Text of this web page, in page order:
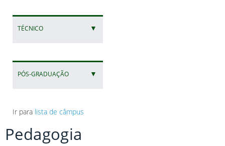
TÉCNICO ▼
PÓS-GRADUAÇÃO ▼
Ir para lista de câmpus
Pedagogia